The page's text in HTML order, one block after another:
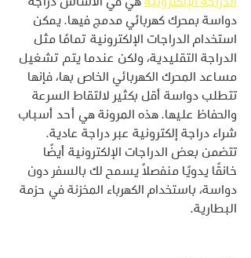
دواسة بمحرك كهربائي مدمج فيها. يمكن
استخدام الدراجات الإلكترونية تمامًا مثل
الدراجة التقليدية، ولكن عندما يتم تشغيل
مساعد المحرك الكهربائي الخاص بها، فإنها
تتطلب دواسة أقل بكثير لالتقاط السرعة
والحفاظ عليها. هذه المرونة هي أحد أسباب
شراء دراجة إلكترونية عبر دراجة عادية.
تتضمن بعض الدراجات الإلكترونية أيضًا
خانقًا يدويًا منفصلاً يسمح لك بالسفر دون
دواسة، باستخدام الكهرباء المخزنة في حزمة
البطارية.